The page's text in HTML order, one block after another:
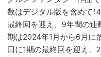
数はデジタル版を含めて
最終回を迎え、9年間の連
期は2024年1月から6月に
日に1期の最終回を迎え、